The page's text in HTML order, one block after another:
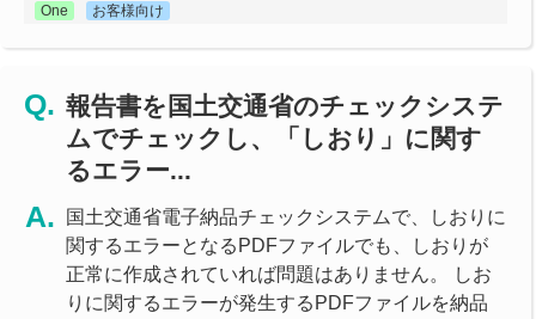
One
お客様向け
報告書を国土交通省のチェックシステ
ムでチェックし、「しおり」に関す
るエラー...
国土交通省電子納品チェックシステムで、しおりに
関するエラーとなるPDFファイルでも、しおりが
正常に作成されていれば問題はありません。 しお
りに関するエラーが発生するPDFファイルを納品